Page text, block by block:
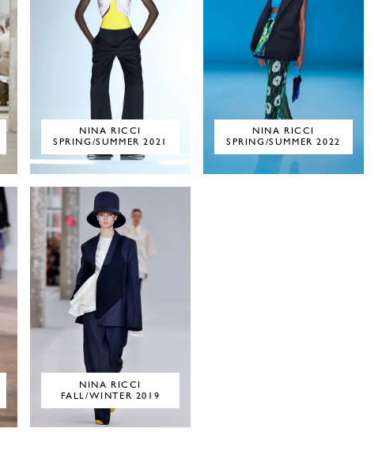
NINA RICCI
SPRING/SUMMER 2021
NINA RICCI
SPRING/SUMMER 2022
NINA RICCI
FALL/WINTER 2019